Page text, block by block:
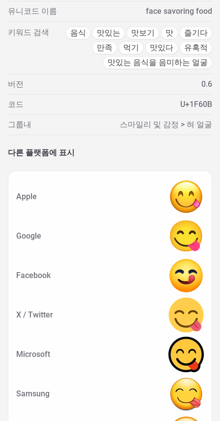
유니코드 이름 face savoring food
키워드 검색 음식 맛있는 맛보기 맛
즐기다
만족
먹기 맛있다
유혹적
맛있는 음식을 음미하는 얼굴
버전 0.6
코드 U+1F60B
그룹내 스마일리 및 감정 > 혀 얼굴
다른 플랫폼에 표시
Apple
Google
Facebook
X / Twitter
Microsoft
Samsung